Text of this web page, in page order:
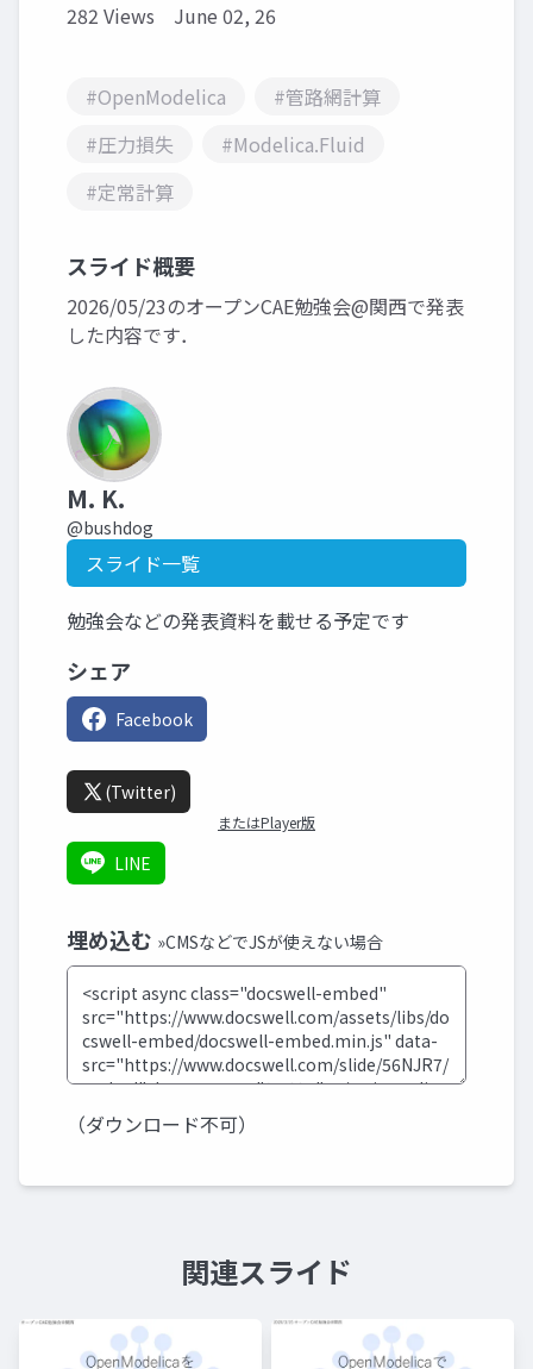
282 Views June 02, 26
#OpenModelica
#管路網計算
#圧力損失
#Modelica.Fluid
#定常計算
スライド概要
2026/05/23のオープンCAE勉強会@関西で発表
した内容です．
M. K.
@bushdog
スライド一覧
勉強会などの発表資料を載せる予定です
シェア
Facebook
(Twitter)
またはPlayer版
LINE
埋め込む »CMSなどでJSが使えない場合
（ダウンロード不可）
関連スライド